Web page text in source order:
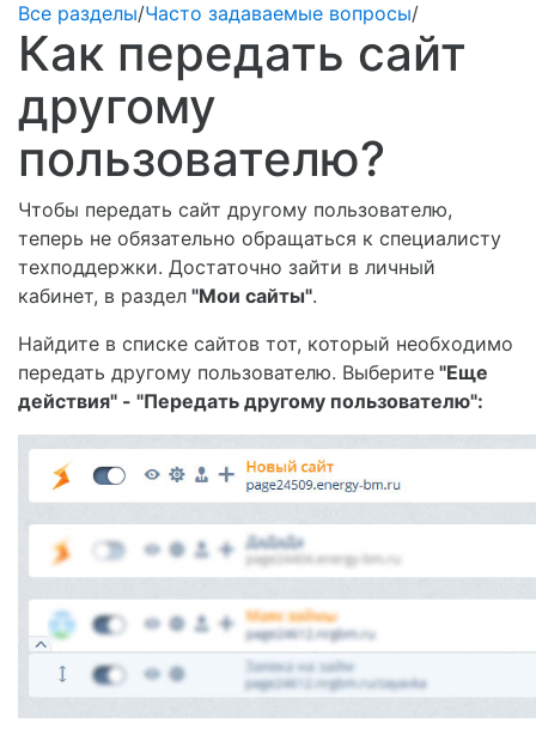
Все разделы/Часто задаваемые вопросы/
Как передать сайт
другому
пользователю?
Чтобы передать сайт другому пользователю,
теперь не обязательно обращаться к специалисту
техподдержки. Достаточно зайти в личный
кабинет, в раздел "Мои сайты".
Найдите в списке сайтов тот, который необходимо
передать другому пользователю. Выберите "Еще
действия" - "Передать другому пользователю":